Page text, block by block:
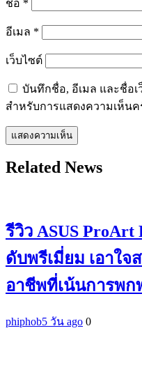
ชื่อ *
อีเมล *
เว็บไซต์
บันทึกชื่อ, อีเมล และชื่อ
สำหรับการแสดงความเห็นค
Related News
รีวิว ASUS ProArt
ดับพรีเมี่ยม เอาใจ
อาชีพที่เน้นการพก
phiphob5 วัน ago 0